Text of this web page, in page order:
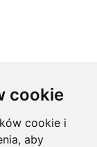
cookie
cookie i
aby